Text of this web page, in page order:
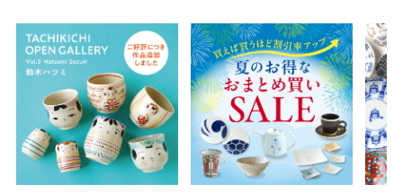
サイズ
高さ
40cm
横
30cm
幅
14cm
袋のサイズは当店で最適なものをご用意いたしま
す。